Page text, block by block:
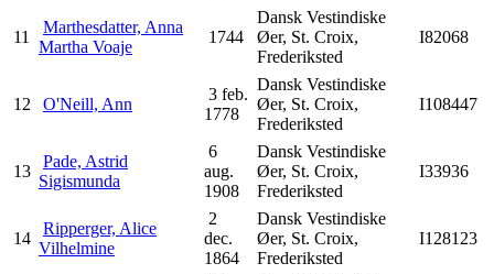
11
Marthesdatter, Anna
Martha Voaje
1744
Dansk Vestindiske
Øer, St. Croix,
Frederiksted
I82068
12 O'Neill, Ann
3 feb.
1778
Dansk Vestindiske
Øer, St. Croix,
Frederiksted
I108447
13
Pade, Astrid
Sigismunda
6
aug.
1908
Dansk Vestindiske
Øer, St. Croix,
Frederiksted
I33936
14
Ripperger, Alice
Vilhelmine
2
dec.
1864
Dansk Vestindiske
Øer, St. Croix,
Frederiksted
I128123